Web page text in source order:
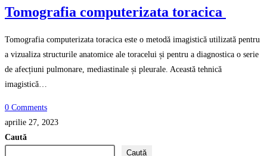
Tomografia computerizata toracica
Tomografia computerizata toracica este o metodă imagistică utilizată pentru
a vizualiza structurile anatomice ale toracelui și pentru a diagnostica o serie
de afecțiuni pulmonare, mediastinale și pleurale. Această tehnică
imagistică…
0 Comments
aprilie 27, 2023
Caută
Caută